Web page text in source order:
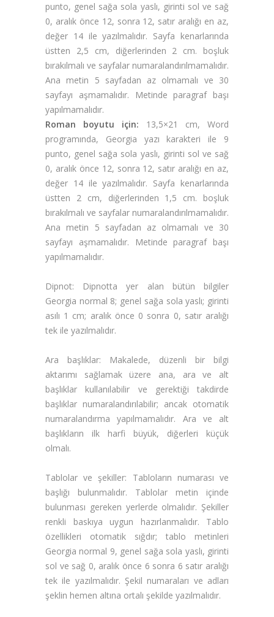
punto, genel sağa sola yaslı, girinti sol ve sağ
0, aralık önce 12, sonra 12, satır aralığı en az,
değer 14 ile yazılmalıdır. Sayfa kenarlarında
üstten 2,5 cm, diğerlerinden 2 cm. boşluk
bırakılmalı ve sayfalar numaralandırılmamalıdır.
Ana metin 5 sayfadan az olmamalı ve 30
sayfayı aşmamalıdır. Metinde paragraf başı
yapılmamalıdır.
Roman boyutu için: 13,5×21 cm, Word
programında, Georgia yazı karakteri ile 9
punto, genel sağa sola yaslı, girinti sol ve sağ
0, aralık önce 12, sonra 12, satır aralığı en az,
değer 14 ile yazılmalıdır. Sayfa kenarlarında
üstten 2 cm, diğerlerinden 1,5 cm. boşluk
bırakılmalı ve sayfalar numaralandırılmamalıdır.
Ana metin 5 sayfadan az olmamalı ve 30
sayfayı aşmamalıdır. Metinde paragraf başı
yapılmamalıdır.
Dipnot: Dipnotta yer alan bütün bilgiler
Georgia normal 8; genel sağa sola yaslı; girinti
asılı 1 cm; aralık önce 0 sonra 0, satır aralığı
tek ile yazılmalıdır.
Ara başlıklar: Makalede, düzenli bir bilgi
aktarımı sağlamak üzere ana, ara ve alt
başlıklar kullanılabilir ve gerektiği takdirde
başlıklar numaralandırılabilir; ancak otomatik
numaralandırma yapılmamalıdır. Ara ve alt
başlıkların ilk harfi büyük, diğerleri küçük
olmalı.
Tablolar ve şekiller: Tabloların numarası ve
başlığı bulunmalıdır. Tablolar metin içinde
bulunması gereken yerlerde olmalıdır. Şekiller
renkli baskıya uygun hazırlanmalıdır. Tablo
özellikleri otomatik sığdır; tablo metinleri
Georgia normal 9, genel sağa sola yaslı, girinti
sol ve sağ 0, aralık önce 6 sonra 6 satır aralığı
tek ile yazılmalıdır. Şekil numaraları ve adları
şeklin hemen altına ortalı şekilde yazılmalıdır.